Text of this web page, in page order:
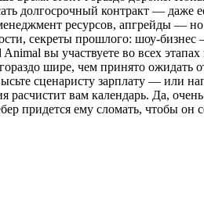
долгосрочный контракт — даже
ресурсов, апгрейды —
секреты прошлого: шоу-бизнес
вы участвуете во всех
шире, чем принято ожидать
сценаристу зарплату — или
расчистит вам календарь. Да,
придется ему сломать, чтобы он